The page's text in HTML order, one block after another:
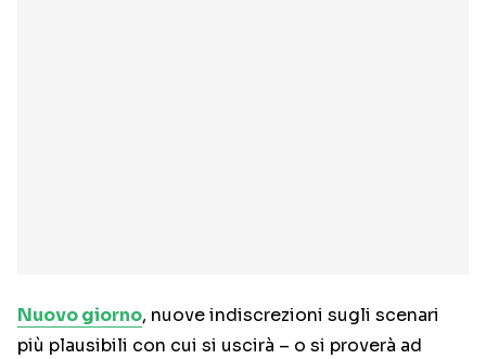
Nuovo giorno, nuove indiscrezioni sugli scenari
più plausibili con cui si uscirà – o si proverà ad